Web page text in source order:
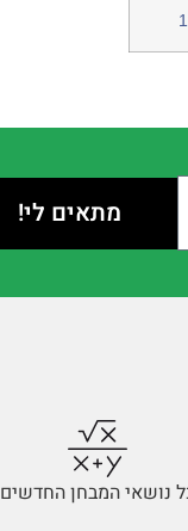
מתאים לי!
נושאי המבחן החדשים